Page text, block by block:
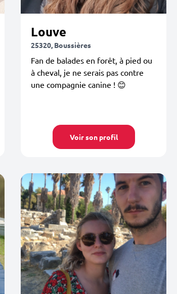
Louve
25320, Boussières
Fan de balades en forêt, à pied ou
à cheval, je ne serais pas contre
une compagnie canine ! 😊
Voir son profil